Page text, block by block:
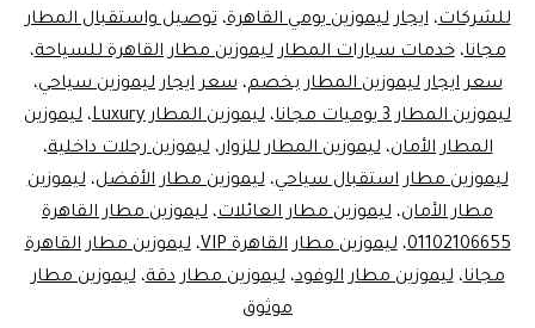
للشركات،ايجار ليموزين يومي القاهرة،توصيل واستقبال المطار
مجانا،خدمات سيارات المطار ليموزين مطار القاهرة للسياحة،
سعر ايجار ليموزين المطار بخصم،سعر ايجار ليموزين سياحي،
ليموزين المطار 3 يوميات مجانا
، ليموزين المطار Luxury ، ليموزين
المطار الأمان،ليموزين المطار للزوار،ليموزين رحلات داخلية،
ليموزين مطار استقبال سياحي،ليموزين مطار الأفضل،ليموزين
مطار الأمان، ليموزين مطار العائلات، ليموزين مطار القاهرة
01102106655،ليموزين مطار القاهرة VIP ،ليموزين مطار القاهرة
مجانا،ليموزين مطار الوفود،ليموزين مطار دقة،ليموزين مطار
موثوق